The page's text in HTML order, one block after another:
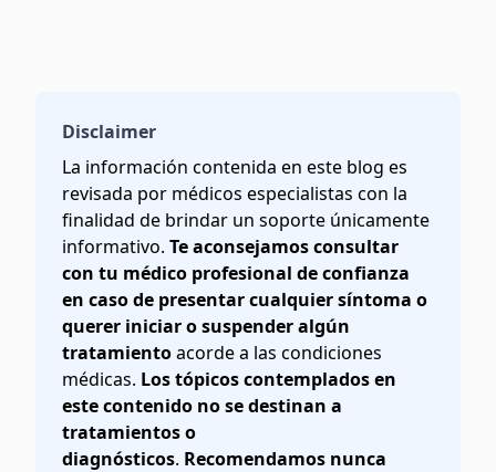
Disclaimer
La información contenida en este blog es
revisada por médicos especialistas con la
finalidad de brindar un soporte únicamente
informativo. Te aconsejamos consultar
con tu médico profesional de confianza
en caso de presentar cualquier síntoma o
querer iniciar o suspender algún
tratamientoacorde a las condiciones
médicas. Los tópicos contemplados en
este contenido no se destinan a
tratamientos o
diagnósticos. Recomendamos nunca